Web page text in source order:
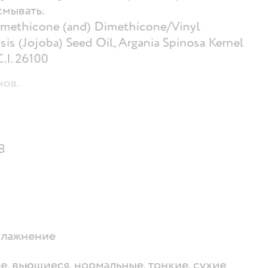
(and) Dimethicone/Vinyl
(Jojoba) Seed Oil, Argania Spinosa Kernel
26100
вьющиеся, нормальные,тонкие, сухие